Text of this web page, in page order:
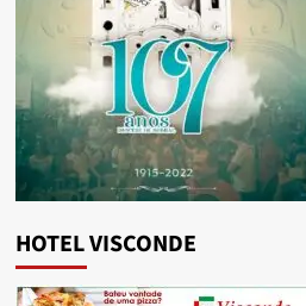
HOTEL VISCONDE